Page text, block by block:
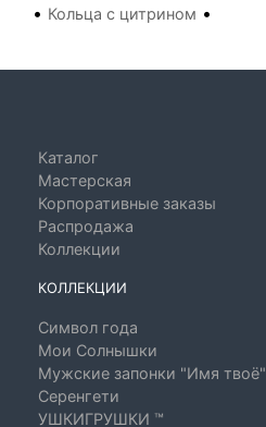
• Кольца с цитрином •
Каталог
Мастерская
Корпоративные заказы
Распродажа
Коллекции
КОЛЛЕКЦИИ
Символ года
Мои Солнышки
Мужские запонки "Имя твоё"
Серенгети
УШКИГРУШКИ ™